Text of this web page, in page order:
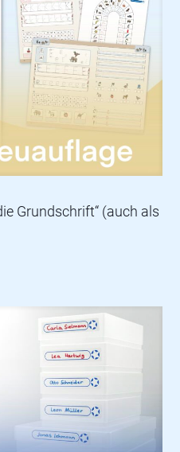
Grundschrift“ (auch als